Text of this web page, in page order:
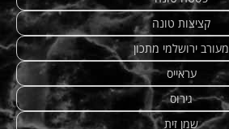
קציצות טונה
מעורב ירושלמי מתכון
עראייס
גירוס
שמן זית